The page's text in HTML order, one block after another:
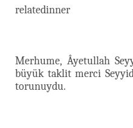
relatedinner
Merhume, Âyetullah
büyük taklit merci
torunuydu.